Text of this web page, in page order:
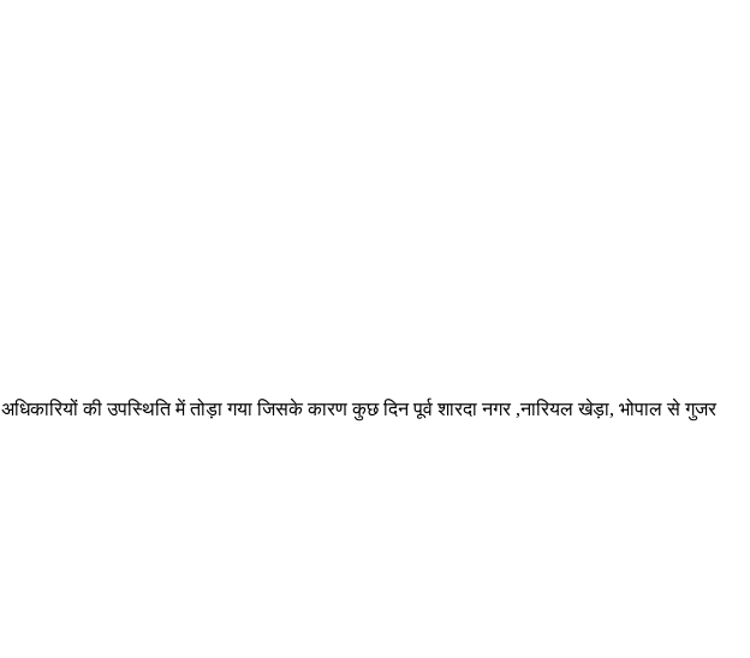
की उपस्थिति में तोड़ा गया जिसके कारण कुछ दिन पूर्व शारदा नगर ,नारियल खेड़ा, भोपाल से गुजर